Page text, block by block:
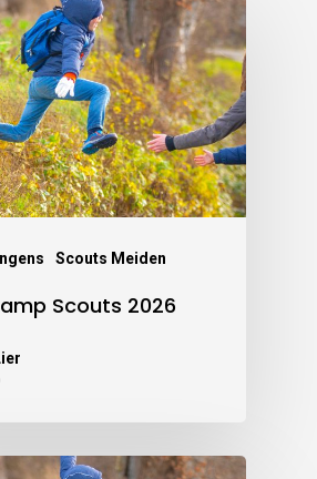
Scouts Meiden
Scouts 2026